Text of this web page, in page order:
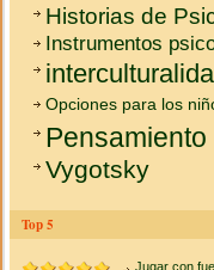
Historias de
Instrumentos
Opciones para los
Pensamiento
Vygotsky
Top 5
Jugar con